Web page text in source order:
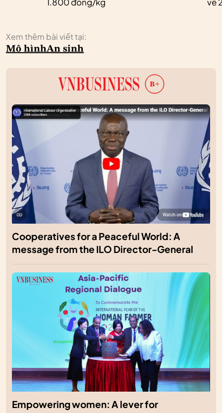
Xem thêm bài viết tại:
Mô hìnhAn sinh
Cooperatives for a Peaceful World: A
message from the ILO Director-General
Empowering women: A lever for